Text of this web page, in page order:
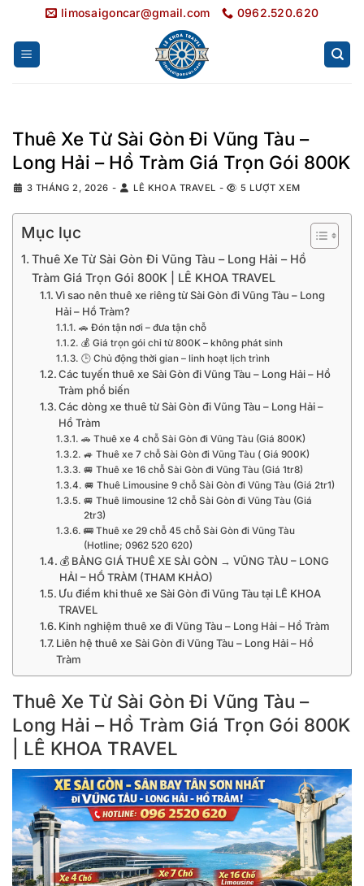
nội
dung
limosaigoncar@gmail.com 0962.520.620
Thuê Xe Từ Sài Gòn Đi Vũng Tàu –
Long Hải – Hồ Tràm Giá Trọn Gói 800K
3 THÁNG 2, 2026 - LÊ KHOA TRAVEL - 5 LƯỢT XEM
Mục lục
Thuê Xe Từ Sài Gòn Đi Vũng Tàu – Long Hải – Hồ
Tràm Giá Trọn Gói 800K | LÊ KHOA TRAVEL
Vì sao nên thuê xe riêng từ Sài Gòn đi Vũng Tàu – Long
Hải – Hồ Tràm?
🚗 Đón tận nơi – đưa tận chỗ
💰 Giá trọn gói chỉ từ 800K – không phát sinh
🕒 Chủ động thời gian – linh hoạt lịch trình
Các tuyến thuê xe Sài Gòn đi Vũng Tàu – Long Hải – Hồ
Tràm phổ biến
Các dòng xe thuê từ Sài Gòn đi Vũng Tàu – Long Hải –
Hồ Tràm
🚗 Thuê xe 4 chỗ Sài Gòn đi Vũng Tàu (Giá 800K)
🚙 Thuê xe 7 chỗ Sài Gòn đi Vũng Tàu ( Giá 900K)
🚐 Thuê xe 16 chỗ Sài Gòn đi Vũng Tàu (Giá 1tr8)
🚐 Thuê Limousine 9 chỗ Sài Gòn đi Vũng Tàu (Giá 2tr1)
🚐 Thuê limousine 12 chỗ Sài Gòn đi Vũng Tàu (Giá
2tr3)
🚌 Thuê xe 29 chỗ 45 chỗ Sài Gòn đi Vũng Tàu
(Hotline; 0962 520 620)
💰 BẢNG GIÁ THUÊ XE SÀI GÒN → VŨNG TÀU – LONG
HẢI – HỒ TRÀM (THAM KHẢO)
Ưu điểm khi thuê xe Sài Gòn đi Vũng Tàu tại LÊ KHOA
TRAVEL
Kinh nghiệm thuê xe đi Vũng Tàu – Long Hải – Hồ Tràm
Liên hệ thuê xe Sài Gòn đi Vũng Tàu – Long Hải – Hồ
Tràm
Thuê Xe Từ Sài Gòn Đi Vũng Tàu –
Long Hải – Hồ Tràm Giá Trọn Gói 800K
| LÊ KHOA TRAVEL